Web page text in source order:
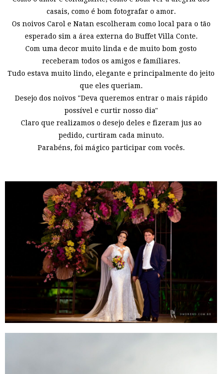
casais, como é bom fotografar o amor.
Os noivos Carol e Natan escolheram como local para o tão
esperado sim a área externa do Buffet Villa Conte.
Com uma decor muito linda e de muito bom gosto
receberam todos os amigos e famíliares.
Tudo estava muito lindo, elegante e principalmente do jeito
que eles queriam.
Desejo dos noivos "Deva queremos entrar o mais rápido
possível e curtir nosso dia"
Claro que realizamos o desejo deles e fizeram jus ao
pedido, curtiram cada minuto.
Parabéns, foi mágico participar com vocês.